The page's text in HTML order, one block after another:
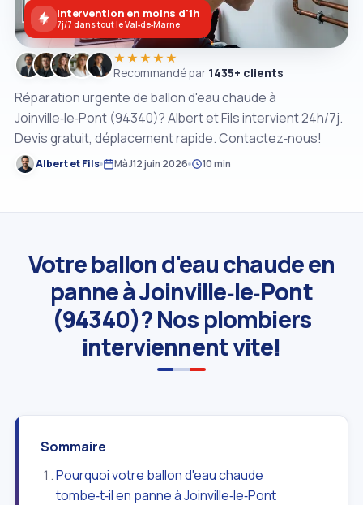
Réparation urgente de ballon d'eau chaude à
Joinville‑le‑Pont (94340)? Albert et Fils intervient 24h/7j.
Devis gratuit, déplacement rapide. Contactez‑nous!
Albert et Fils MàJ12 juin 2026 10 min
★★★★★
Recommandé par 1435+ clients
Intervention en moins d'1h
7j/7 dans tout le Val‑de‑Marne
Votre ballon d'eau chaude en
panne à Joinville‑le‑Pont
(94340)? Nos plombiers
interviennent vite!
Sommaire
Pourquoi votre ballon d'eau chaude
tombe‑t‑il en panne à Joinville‑le‑Pont